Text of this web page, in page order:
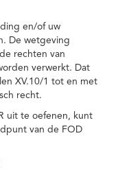
en/of uw
De wetgeving
rechten van
verwerkt. Dat
XV.10/1 tot en met
recht.
uit te oefenen, kunt
van de FOD